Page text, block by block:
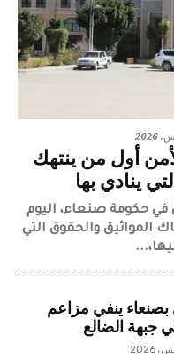
أول من ينتهك
ينادي بها
في حكومة صنعاء، اليوم
المواثيق والحقوق التي
ينفي مزاعم
جبهة الضالع